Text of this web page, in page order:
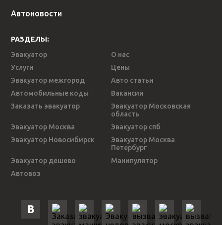
Автоновости
РАЗДЕЛЫ:
Эвакуатор
О нас
Услуги
Цены
Эвакуатор межгород
Авто статьи
Автомобильные коды
Вакансии
Заказать эвакуатор
Эвакуатор Московская
область
Эвакуатор Москва
Эвакуатор спб
Эвакуатор Новосибирск
Эвакуатор Москва
Петербург
Эвакуатор дешево
Манипулятор
Автовоз